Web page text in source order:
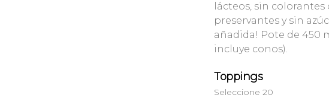
Nuez
Tarta Frutos del
Boque Encantado
lácteos, sin colorantes
preservantes y sin
añadida! Pote de 450
incluye conos).
Toppings
Seleccione 20